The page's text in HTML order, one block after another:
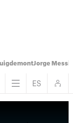
Jorge Messi